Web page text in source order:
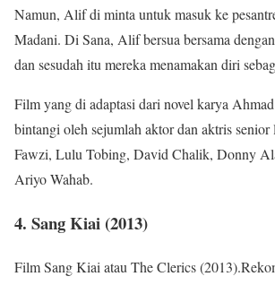
Namun, Alif di minta untuk masuk ke
Madani. Di Sana, Alif bersua bersama
dan sesudah itu mereka menamakan diri
Film yang di adaptasi dari novel karya
bintangi oleh sejumlah aktor dan aktris
Fawzi, Lulu Tobing, David Chalik, Donny
Ariyo Wahab.
4. Sang Kiai (2013)
Film Sang Kiai atau The Clerics